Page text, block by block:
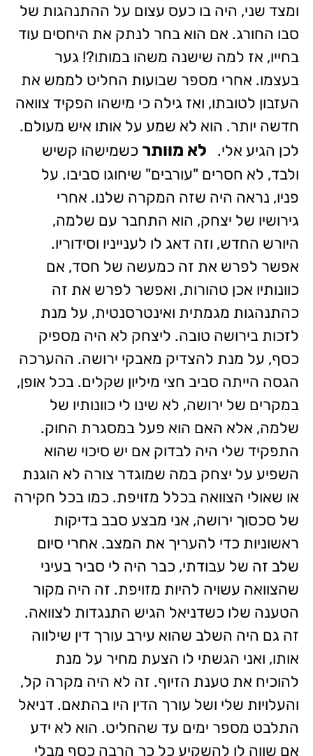
ומצד שני, היה בו כעס עצום על ההתנהגות של
סבו החורג. אם הוא בחר לנתק את היחסים עוד
בחייו, אז למה שישנה משהו במותו?! גער
בעצמו. אחרי מספר שבועות החליט לממש את
העזבון לטובתו, ואז גילה כי מישהו הפקיד צוואה
חדשה יותר. הוא לא שמע על אותו איש מעולם.
לכן הגיע אלי. לא מוותר כשמישהו קשיש
ולבד, לא חסרים "עורבים" שיחוגו סביבו. על
פניו, נראה היה שזה המקרה שלנו. אחרי
גירושיו של יצחק, הוא התחבר עם שלמה,
היורש החדש, וזה דאג לו לענייניו וסידוריו.
אפשר לפרש את זה כמעשה של חסד, אם
כוונותיו אכן טהורות, ואפשר לפרש את זה
כהתנהגות מגמתית ואינטרסנטית, על מנת
לזכות בירושה טובה. ליצחק לא היה מספיק
כסף, על מנת להצדיק מאבקי ירושה. ההערכה
הגסה הייתה סביב חצי מיליון שקלים. בכל אופן,
במקרים של ירושה, לא שינו לי כוונותיו של
שלמה, אלא האם הוא פעל במסגרת החוק.
התפקיד שלי היה לבדוק אם יש סיכוי שהוא
השפיע על יצחק במה שמוגדר צורה לא הוגנת
או שאולי הצוואה בכלל מזויפת. כמו בכל חקירה
של סכסוך ירושה, אני מבצע סבב בדיקות
ראשוניות כדי להעריך את המצב. אחרי סיום
שלב זה של עבודתי, כבר היה לי סביר בעיני
שהצוואה עשויה להיות מזויפת. זה היה מקור
הטענה שלו כשדניאל הגיש התנגדות לצוואה.
זה גם היה השלב שהוא עירב עורך דין שילווה
אותו, ואני הגשתי לו הצעת מחיר על מנת
להוכיח את טענת הזיוף. זה לא היה מקרה קל,
והעלויות שלי ושל עורך הדין היו בהתאם. דניאל
התלבט מספר ימים עד שהחליט. הוא לא ידע
אם שווה לו להשקיע כל כך הרבה כסף מבלי